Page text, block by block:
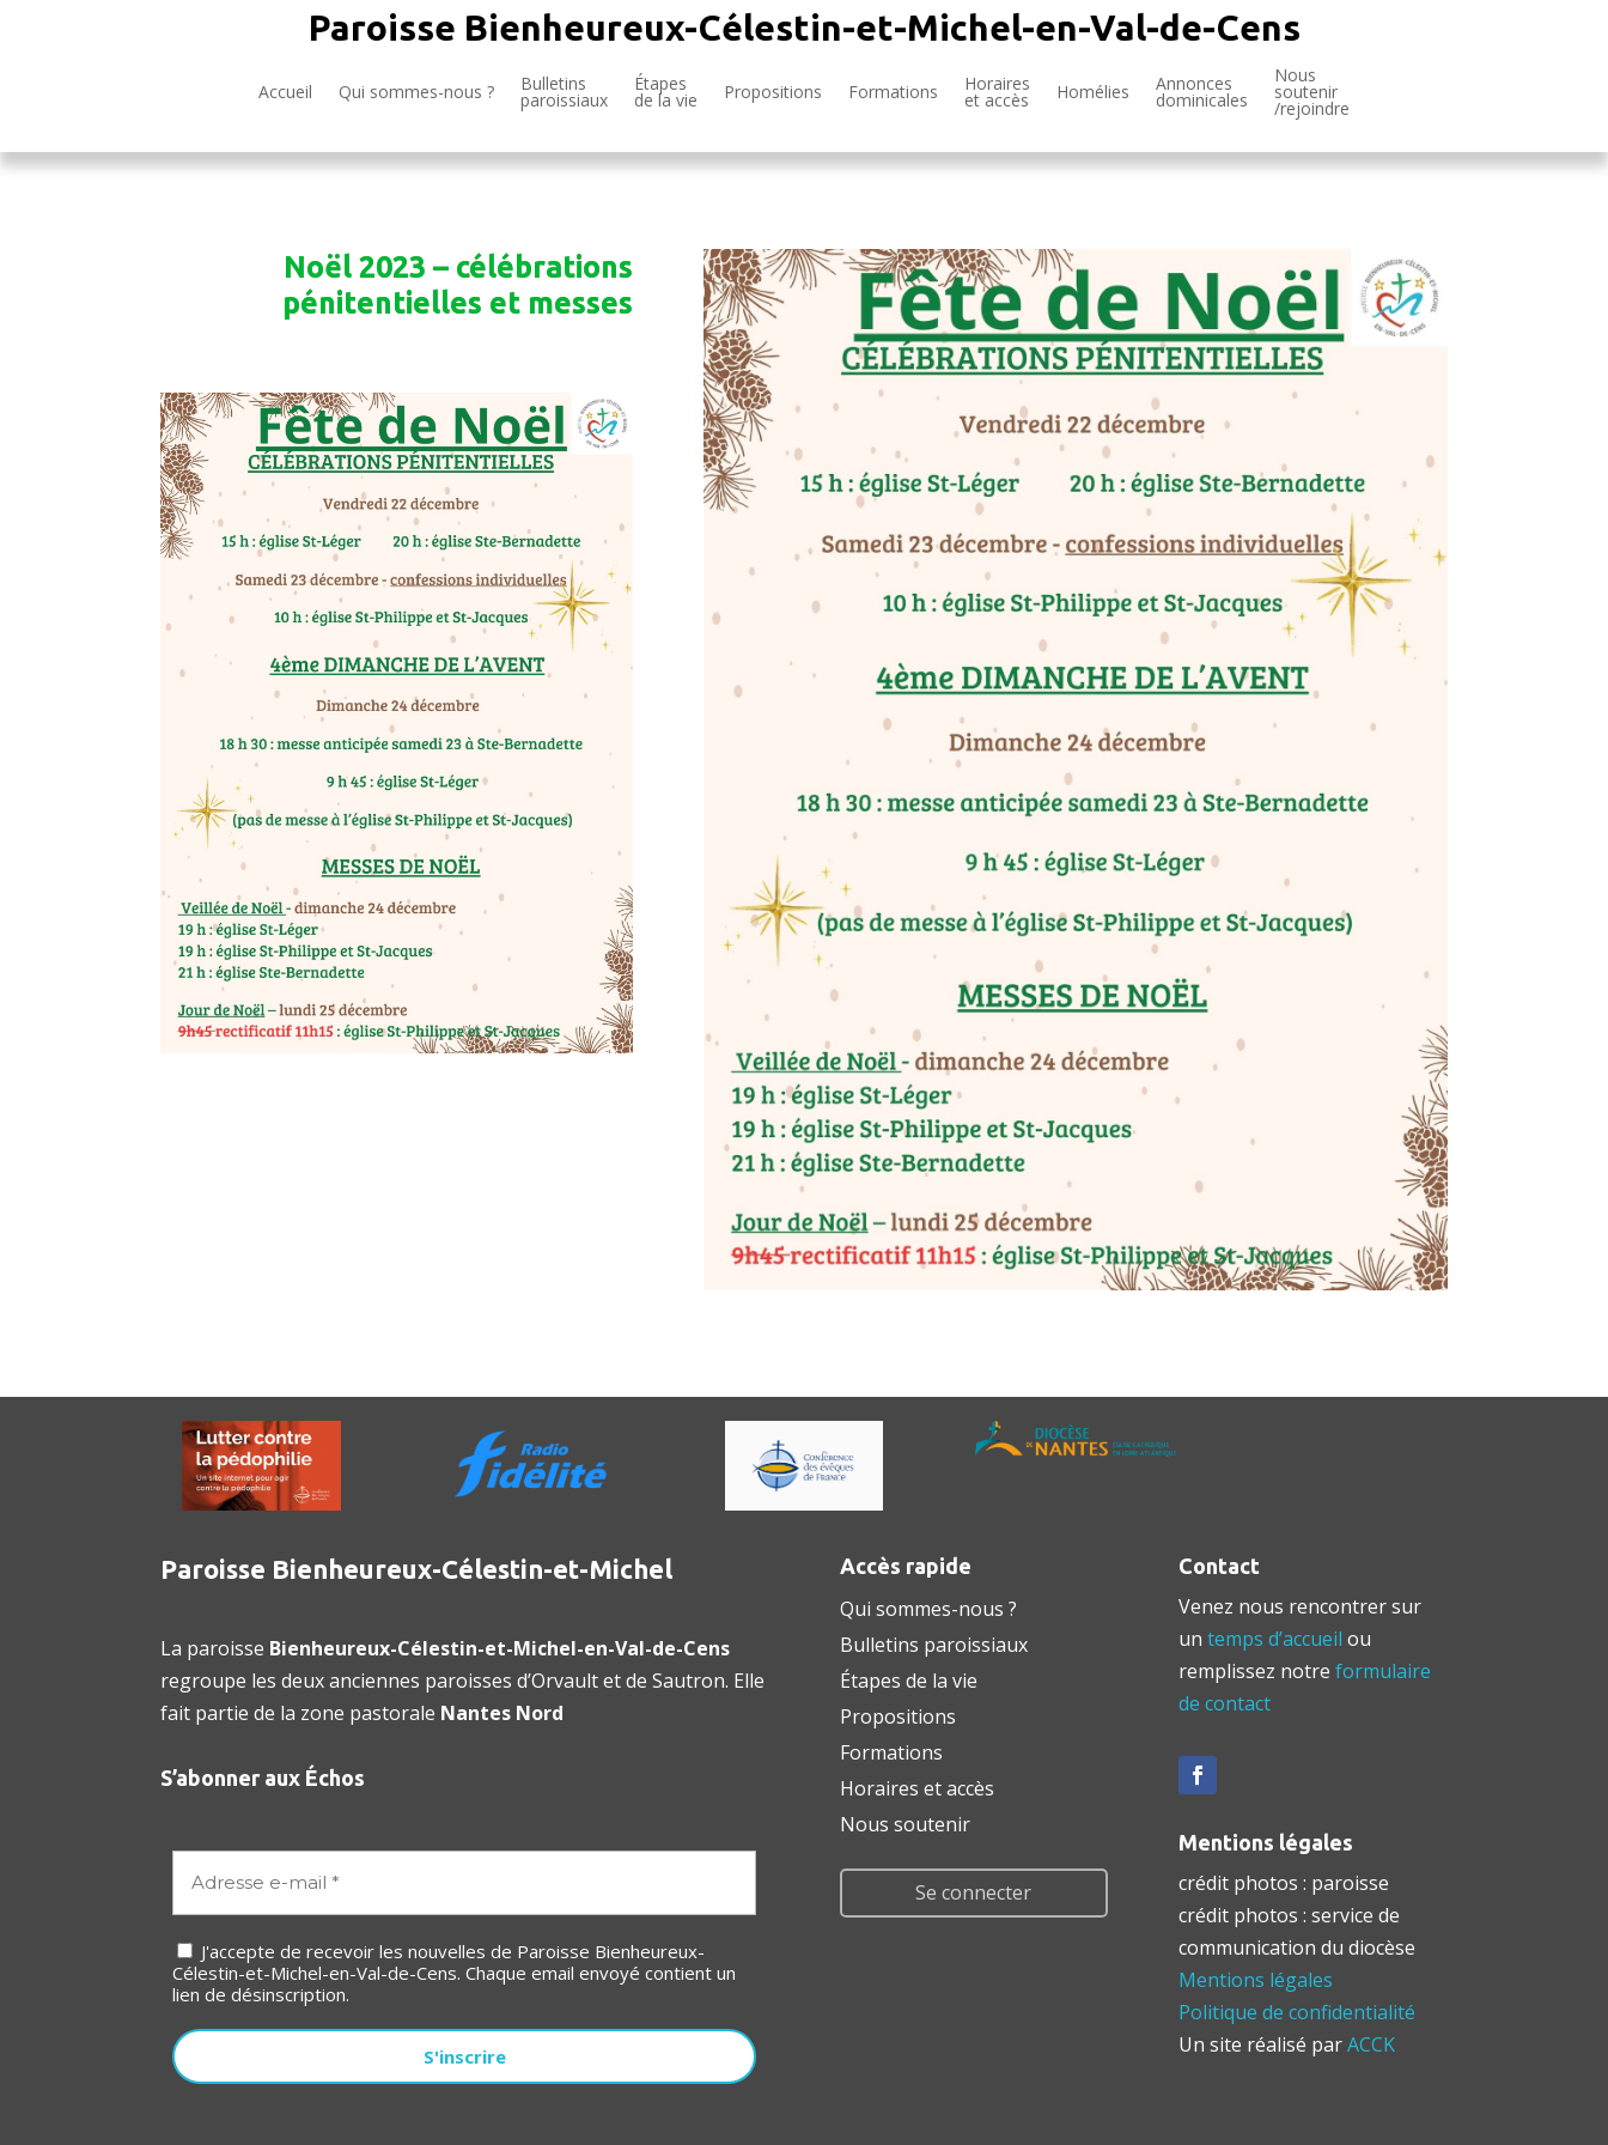
Paroisse Bienheureux-Célestin-et-Michel-en-Val-de-Cens
Accueil Qui sommes-nous ? Bulletins
paroissiaux
Étapes
de la vie Propositions Formations Horaires
et accès Homélies Annonces
dominicales
Nous
soutenir
/rejoindre
Noël 2023 – célébrations
pénitentielles et messes
Paroisse Bienheureux-Célestin-et-Michel
La paroisse Bienheureux-Célestin-et-Michel-en-Val-de-Cens
regroupe les deux anciennes paroisses d’Orvault et de Sautron. Elle
fait partie de la zone pastorale Nantes Nord
S’abonner aux Échos
J'accepte de recevoir les nouvelles de Paroisse Bienheureux-
Célestin-et-Michel-en-Val-de-Cens. Chaque email envoyé contient un
lien de désinscription.
Accès rapide
Qui sommes-nous ?
Bulletins paroissiaux
Étapes de la vie
Propositions
Formations
Horaires et accès
Nous soutenir
Se connecter
Contact
Venez nous rencontrer sur
untemps d’accueil ou
remplissez notreformulaire
de contact
Mentions légales
crédit photos : paroisse
crédit photos : service de
communication du diocèse
Mentions légales
Politique de confidentialité
Un site réalisé parACCK